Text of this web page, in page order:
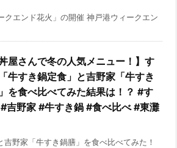
エンド花火」の開催 神戸港ウィークエン
丼屋さんで冬の人気メニュー！】す
牛すき鍋定食」と吉野家「牛すき
を食べ比べてみた結果は！？ #す
吉野家 #牛すき鍋 #食べ比べ #東灘
野家「牛すき鍋膳」を食べ比べてみた！